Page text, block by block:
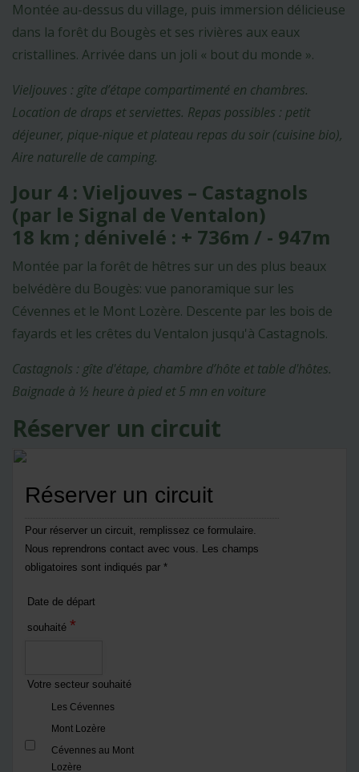
Montée au-dessus du village, puis immersion délicieuse
dans la forêt du Bougès et ses rivières aux eaux
cristallines. Arrivée dans un joli « bout du monde ».
Vieljouves : gîte d’étape compartimenté en chambres.
Location de draps et serviettes. Repas possibles : petit
déjeuner, pique-nique et plateau repas du soir (cuisine bio),
Aire naturelle de camping.
Jour 4 : Vieljouves – Castagnols
(par le Signal de Ventalon)
18 km ; dénivelé : + 736m / - 947m
Montée par la forêt de hêtres sur un des plus beaux
belvédère du Bougès: vue panoramique sur les
Cévennes et le Mont Lozère. Descente par les bois de
fayards et les crêtes du Ventalon jusqu'à Castagnols.
Castagnols : gîte d'étape, chambre d’hôte et table d'hôtes.
Baignade à ½ heure à pied et 5 mn en voiture
Réserver un circuit
Réserver un circuit
Pour réserver un circuit, remplissez ce formulaire.
Nous reprendrons contact avec vous. Les champs
obligatoires sont indiqués par *
Date de départ
souhaité *
Votre secteur souhaité
Les Cévennes
Mont Lozère
Cévennes au Mont
Lozère